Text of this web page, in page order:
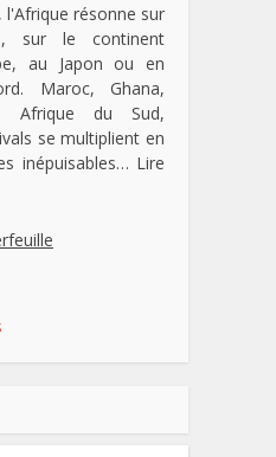
l'Afrique résonne sur
sur le continent
au Japon ou en
Maroc, Ghana,
Afrique du Sud,
se multiplient en
inépuisables… Lire